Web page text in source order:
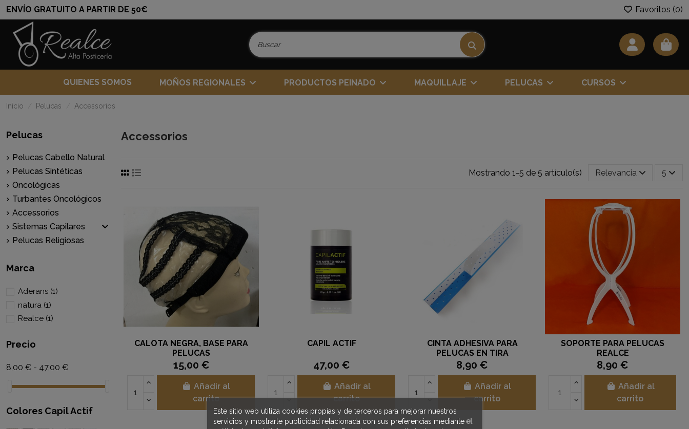
ENVÍO GRATUITO A PARTIR DE 50€ Favoritos (0)
QUIENES SOMOS MOÑOS REGIONALES PRODUCTOS PEINADO MAQUILLAJE PELUCAS CURSOS
Inicio Pelucas Accessorios
Accessorios
Mostrando 1-5 de 5 artículo(s) Relevancia 5
CALOTA NEGRA, BASE PARA
PELUCAS
15,00 €
Añadir al
carrito
CAPIL ACTIF
47,00 €
Añadir al
carrito
CINTA ADHESIVA PARA
PELUCAS EN TIRA
8,90 €
Añadir al
carrito
SOPORTE PARA PELUCAS
REALCE
8,90 €
Añadir al
carrito
Pelucas
Pelucas Cabello Natural
Pelucas Sintéticas
Oncológicas
Turbantes Oncológicos
Accessorios
Sistemas Capilares
Pelucas Religiosas
Marca
Aderans (1)
natura (1)
Realce (1)
Precio
8,00 € - 47,00 €
Colores Capil Actif
Este sitio web utiliza cookies propias y de terceros para mejorar nuestros
servicios y mostrarle publicidad relacionada con sus preferencias mediante el